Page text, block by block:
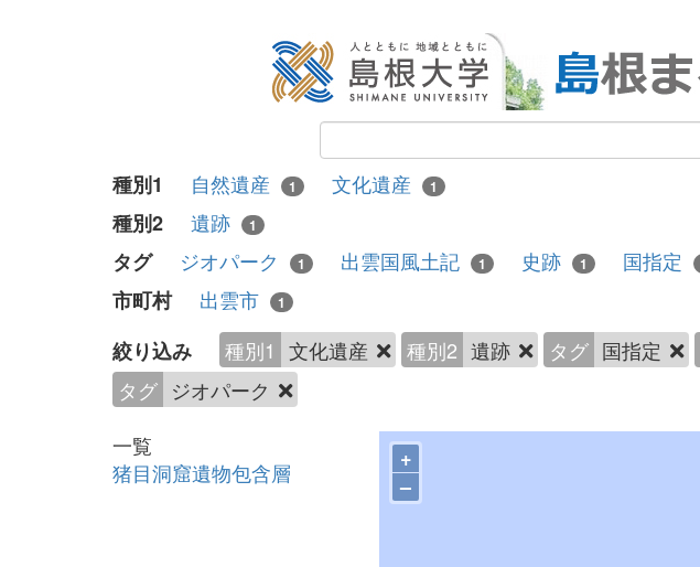
種別1 自然遺産 1 文化遺産 1
種別2 遺跡 1
タグ ジオパーク 1 出雲国風土記 1 史跡 1 国指定
市町村 出雲市 1
絞り込み 種別1 文化遺産 種別2 遺跡 タグ 国指定
タグ ジオパーク
一覧
猪目洞窟遺物包含層
+
–